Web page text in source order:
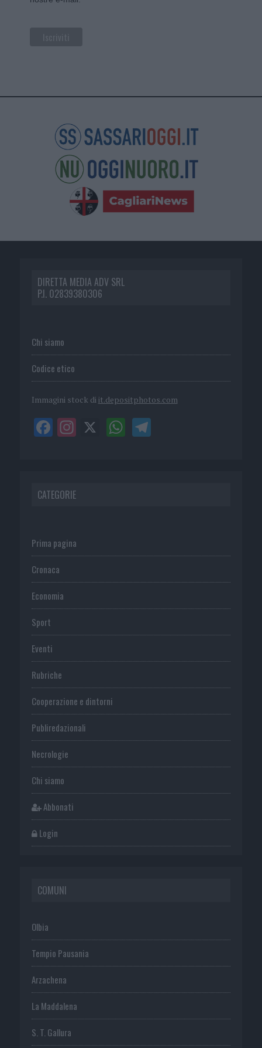
DIRETTA MEDIA ADV SRL
P.I. 02839380306
Chi siamo
Codice etico
Immagini stock di it.depositphotos.com
CATEGORIE
Prima pagina
Cronaca
Economia
Sport
Eventi
Rubriche
Cooperazione e dintorni
Publiredazionali
Necrologie
Chi siamo
Abbonati
Login
COMUNI
Olbia
Tempio Pausania
Arzachena
La Maddalena
S. T. Gallura